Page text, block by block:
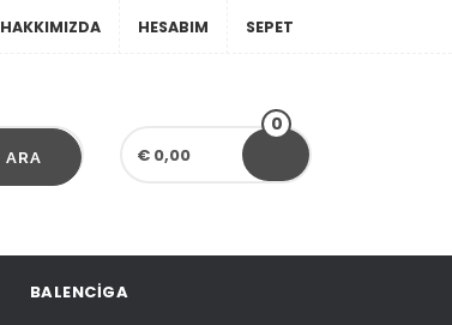
HAKKIMIZDA HESABIM SEPET
ARA € 0,00
0
BALENCIGA